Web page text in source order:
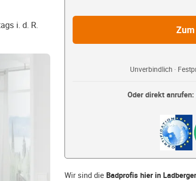
i. d. R.
Unverbindlich ·
Oder direkt anrufen:
Wir sind die Badprofis hier in